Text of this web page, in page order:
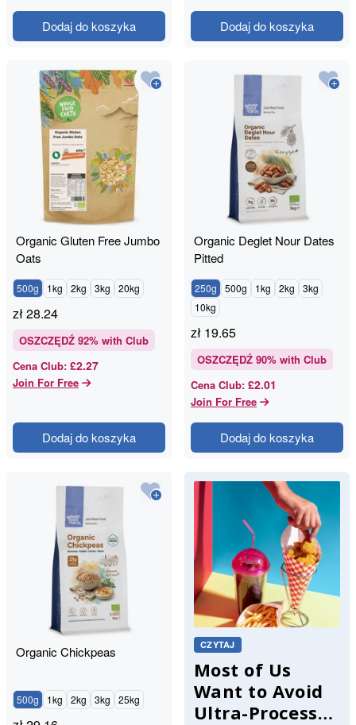
Dodaj do koszyka Dodaj do koszyka
Organic Gluten Free Jumbo
Oats
500g 1kg 2kg 3kg 20kg
zł28.24
OSZCZĘDŹ 92% with Club
Cena Club: £2.27
Join For Free
Dodaj do koszyka
Organic Deglet Nour Dates
Pitted
250g 500g 1kg 2kg
3kg
10kg
zł 19.65
OSZCZĘDŹ 90% with Club
Cena Club: £2.01
Join For Free
Dodaj do koszyka
Organic Chickpeas
500g 1kg 2kg 3kg 25kg
CZYTAJ
Most of Us
Want to Avoid
Ultra-Processed